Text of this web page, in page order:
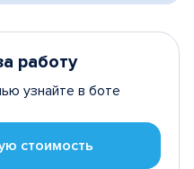
работу
узнайте в боте
стоимость